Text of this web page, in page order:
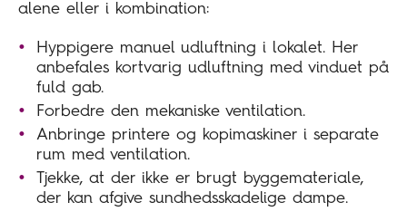
alene eller i kombination:
Hyppigere manuel udluftning i lokalet. Her
anbefales kortvarig udluftning med vinduet på
fuld gab.
Forbedre den mekaniske ventilation.
Anbringe printere og kopimaskiner i separate
rum med ventilation.
Tjekke, at der ikke er brugt byggemateriale,
der kan afgive sundhedsskadelige dampe.